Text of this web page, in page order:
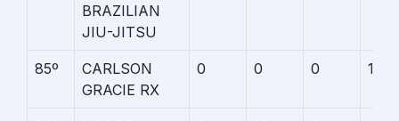
BRAZILIAN
JIU-JITSU
85º
CARLSON
GRACIE RX
0 0 0 11